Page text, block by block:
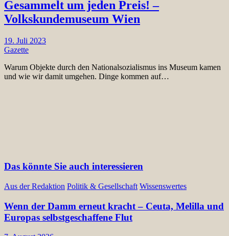
Gesammelt um jeden Preis! –
Volkskundemuseum Wien
19. Juli 2023
Gazette
Warum Objekte durch den Nationalsozialismus ins Museum kamen
und wie wir damit umgehen. Dinge kommen auf…
Das könnte Sie auch interessieren
Aus der Redaktion Politik & Gesellschaft Wissenswertes
Wenn der Damm erneut kracht – Ceuta, Melilla und
Europas selbstgeschaffene Flut